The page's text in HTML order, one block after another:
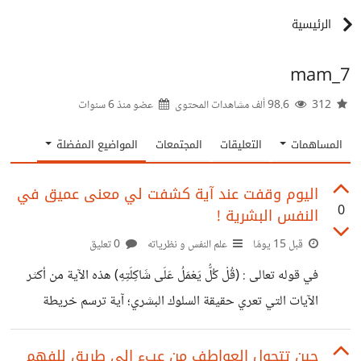
الرئيسية
mam_7
عضو منذ6 سنوات
المساهمات التعليقات المجتمعات المواضيع المفضلة
0
اليوم وقفت عند آية كشفت لي معنى عميق في
النفس البشرية !
قبل 15 يومًا علم النفس و نظرياته
في قوله تعالى : (قُلْ كُلُّ يَعْمَلُ عَلَى شَاكِلَتِهِ) هذه الآية من أكثر
الآيات التي تعري حقيقة السلوك البشري؛ آية ترسم خريطة
النفس من الداخل وتكشف لماذا يتصرف كل إنسان بطريقة
تختلف عن غيره حتى لو عاشا نفس الظروف. أولا : المعنى